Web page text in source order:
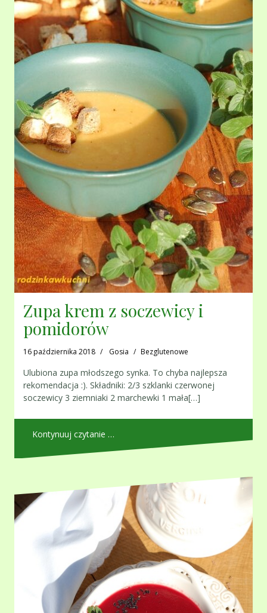
Zupa krem z soczewicy i
pomidorów
16 października 2018 Gosia Bezglutenowe
Ulubiona zupa młodszego synka. To chyba najlepsza
rekomendacja :). Składniki: 2/3 szklanki czerwonej
soczewicy 3 ziemniaki 2 marchewki 1 mała[…]
Kontynuuj czytanie …